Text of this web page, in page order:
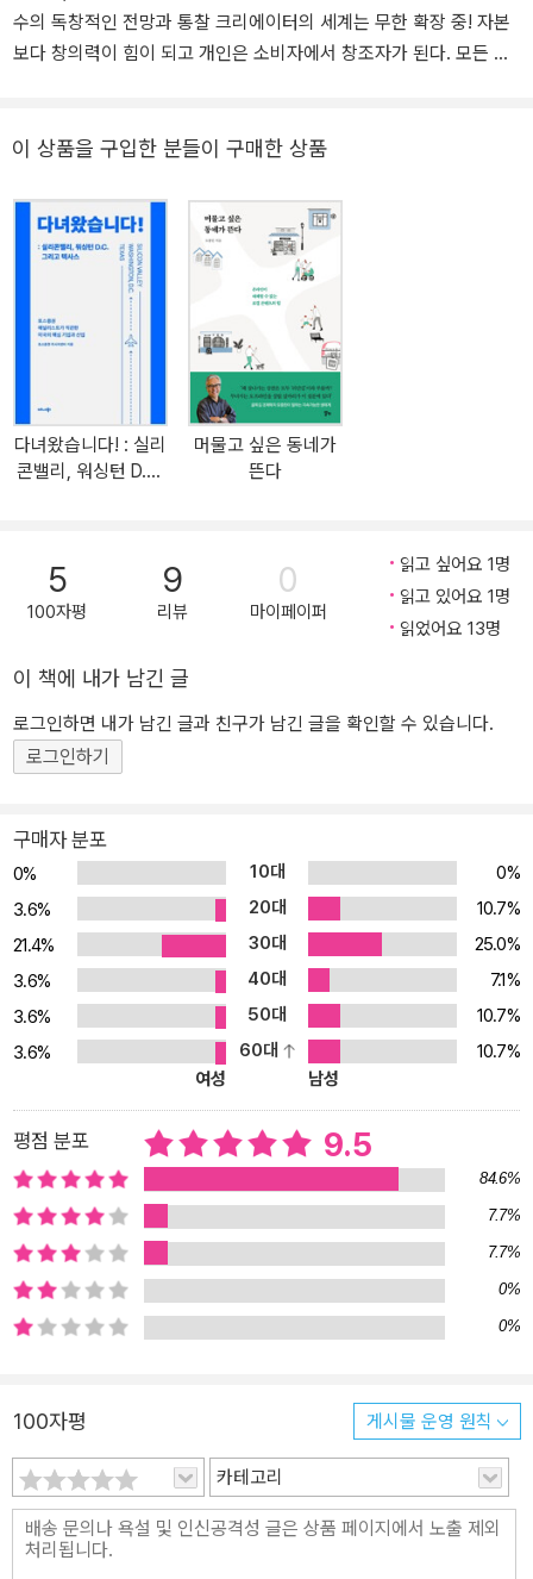
수의 독창적인 전망과 통찰 크리에이터의 세계는 무한 확장 중! 자본
보다 창의력이 힘이 되고 개인은 소비자에서 창조자가 된다. 모든 재
경제란 어떤 모습일까? 골목길의 가치에서 크리에이터 혁명까지, 시
목으로 대표되는 창조적 공간을 만들어낸 크리에이터와 그들이 만들
어갈 ‘크리에이터 경제’에 주목한다. 끝없이 확장되는 크리에이터 경
제에서 크리에이터 타운 모델까지, 모종린 교수가 전망하는 넥스트
뮤니티는 연대로, 도시는 콘텐츠 타운으로 발로 뛰는 문화경제학자
모종린 교수의 시대를 이끄는 전망과 통찰 대학에서 강의와 연구를
병행하면서도 꾸준히 전국의 골목골목을 찾아다니며 사람과 돈이 모
이는 공간의 비밀을 탐구해온 경제학자. 모두가 도시 개발을 이야기
할 때 로컬의 가치를 처음으로 전파하고, MBTI가 사회를 휩쓸기 전
퍼스널 브랜딩과 ‘나다움’에 집중하여 6가지 라이프스타일을 제시한
그는 탁월한 통찰력으로 사회에 여러 화두를 던져오며 시대의 변화를
안내해왔다. 이번에는 포스트 코로나를 거치며 디지털 전환을 경험하
는 우리가 마주한 거대한 흐름으로 ‘크리에이터’를 주목한다. 인플루
언서·디지털 노마드·퍼스널 브랜드·N잡·탈중앙화·로컬까지, 곳곳에서
재미있는 것, 의미 있는 것의 중심에 크리에이터가 있다고 할 수 있다.
신작 《크리에이터 소사이어티》에서 모종린 교수는 인간의 지적 노동
인은 크리에이터가 될 수밖에 없다. 자본보다 창의력이 힘이 되고, 개
인은 소비자에서 창조자가 된다. 개인의 창의성이 경제적 가치로 꽃
피는 사회가 바로 크리에이터 소사이어티다. 누가 크리에이터가 될
것인가? 그들이 만들어갈 기업과 도시, 사회는 어떻게 진화할 것인
가? 골목길의 가치에서 크리에이터 혁명까지 시대의 변화를 한발 앞
서 포착해온 모종린 교수의 도시와 사회의 진화에 대한 독창적인 전
망과 통찰은 이 책에서 더욱 빛을 발한다. 온라인과 오프라인, 도시와
로컬을 넘나드는 크리에이터의 활약과 의미를 깊이 있게 해석하고,
개인과 기업, 사회에서 일어나는 크리에이티브 혁신을 조망한다. 끝
없이 확장되는 크리에이터 경제에서 크리에이터 타운 모델까지, 모종
린 교수가 전망하는 넥스트 소사이어티. 《크리에이터 소사이어티》와
함께 새로운 시대를 준비하라. 윌리엄 모리스에서 배달의 민족까지
창조적 개인이 만들어나가는 크리에이터 경제란? 현재 ‘크리에이터
이코노미(creator economy)’라 하면 보통 유튜브와 같은 디지털 플
랫폼 기반의 창작자 경제를 의미한다. 하지만 모종린 교수는 그보다
더 넓은 범위에 대한 논의가 필요하다는 점을 강조한다. 《크리에이터
소사이어티》에서 이야기하는 ‘크리에이터 경제’는 디지털 콘텐츠 제
리에이터 소사이어티》는 이 새로운 흐름의 길잡이가 되고자 한다. 1
부에서는 무한 확장하는 크리에이터의 세계를 들여다보고, 2부에서
는 기업과 브랜드의 관점에서 크리에이터 경제를 바라본다. 3부에서
는 크리에이터 사회로의 전환을 위한 새로운 도시 생태계를 제시한
다. 온라인 플랫폼 강자 무신사가 성수동으로 진출하는 이유 크리에
이 상품을 구입한 분들이 구매한 상품
다녀왔습니다! : 실리
콘밸리, 워싱턴 D.C.
머물고 싶은 동네가
뜬다
5
100자평
9
리뷰
0
마이페이퍼
읽고 싶어요 1명
읽고 있어요 1명
읽었어요 13명
이 책에 내가 남긴 글
로그인하면 내가 남긴 글과 친구가 남긴 글을 확인할 수 있습니다.
로그인하기
구매자 분포
0% 10대
0%
3.6%
20대
10.7%
21.4%
30대
25.0%
3.6%
40대
7.1%
3.6%
50대
10.7%
3.6%
60대
10.7%
여성
남성
평점 분포 9.5
84.6%
7.7%
7.7%
0%
0%
100자평 게시물 운영 원칙
카테고리